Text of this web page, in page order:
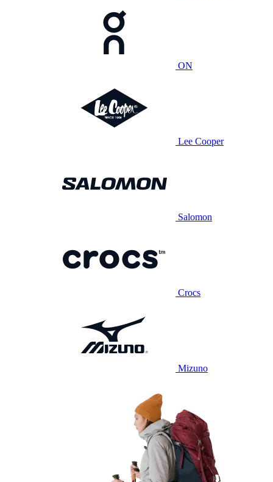
ON
Lee Cooper
Salomon
Crocs
Mizuno